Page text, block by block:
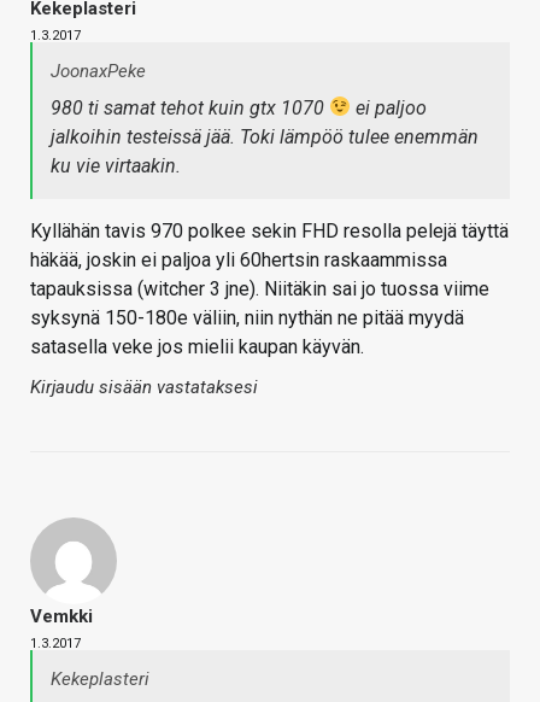
Kekeplasteri
1.3.2017
JoonaxPeke
980 ti samat tehot kuin gtx 1070
ei paljoo
jalkoihin testeissä jää. Toki lämpöö tulee enemmän
ku vie virtaakin.
Kyllähän tavis 970 polkee sekin FHD resolla pelejä täyttä
häkää, joskin ei paljoa yli 60hertsin raskaammissa
tapauksissa (witcher 3 jne). Niitäkin sai jo tuossa viime
syksynä 150-180e väliin, niin nythän ne pitää myydä
satasella veke jos mielii kaupan käyvän.
Kirjaudu sisään vastataksesi
Vemkki
1.3.2017
Kekeplasteri